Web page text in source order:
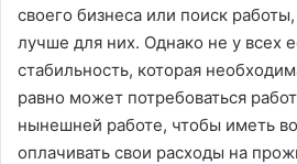
своего бизнеса или поиск
лучше для них. Однако не у всех
стабильность, которая
равно может потребоваться
нынешней работе, чтобы иметь
оплачивать свои расходы на